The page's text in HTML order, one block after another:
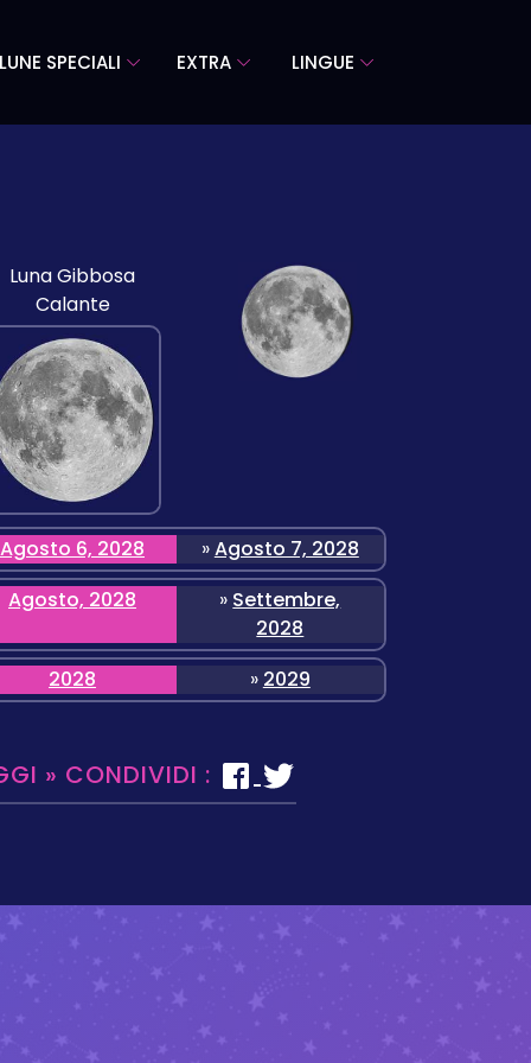
LUNE SPECIALI EXTRA LINGUE
Luna Gibbosa
Calante
Agosto 6, 2028 »Agosto 7, 2028
Agosto, 2028
» Settembre,
2028
2028
» 2029
» CONDIVIDI :